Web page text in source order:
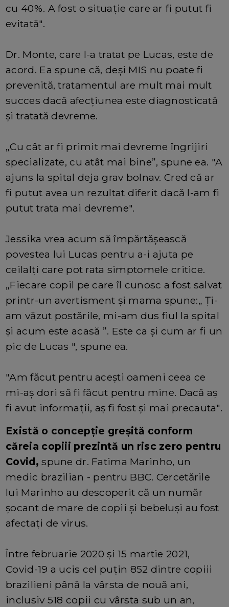
cu 40%. A fost o situație care ar fi putut fi
evitată".
Dr. Monte, care l-a tratat pe Lucas, este de
acord. Ea spune că, deși MIS nu poate fi
prevenită, tratamentul are mult mai mult
succes dacă afecțiunea este diagnosticată
și tratată devreme.
„Cu cât ar fi primit mai devreme îngrijiri
specializate, cu atât mai bine”, spune ea. "A
ajuns la spital deja grav bolnav. Cred că ar
fi putut avea un rezultat diferit dacă l-am fi
putut trata mai devreme".
Jessika vrea acum să împărtășească
povestea lui Lucas pentru a-i ajuta pe
ceilalți care pot rata simptomele critice.
„Fiecare copil pe care îl cunosc a fost salvat
printr-un avertisment și mama spune:„ Ți-
am văzut postările, mi-am dus fiul la spital
și acum este acasă ”. Este ca și cum ar fi un
pic de Lucas ", spune ea.
"Am făcut pentru acești oameni ceea ce
mi-aș dori să fi făcut pentru mine. Dacă aș
fi avut informații, aș fi fost și mai precauta".
Există o concepție greșită conform
căreia copiii prezintă un risc zero pentru
Covid, spune dr. Fatima Marinho, un
medic brazilian - pentru BBC. Cercetările
lui Marinho au descoperit că un număr
șocant de mare de copii și bebeluși au fost
afectați de virus.
Între februarie 2020 și 15 martie 2021,
Covid-19 a ucis cel puțin 852 dintre copiii
brazilieni până la vârsta de nouă ani,
inclusiv 518 copii cu vârsta sub un an,